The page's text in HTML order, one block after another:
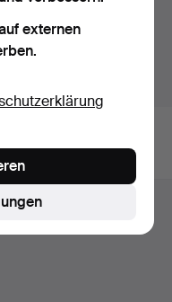
beendeten
externen